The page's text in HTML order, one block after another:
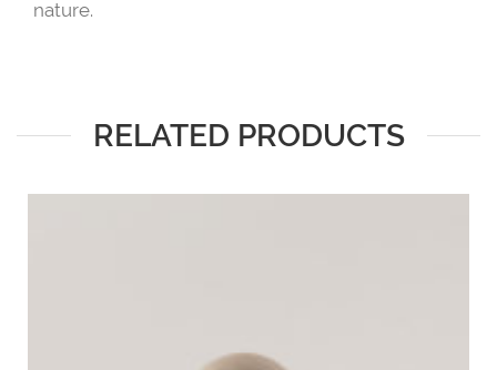
nature.
RELATED PRODUCTS